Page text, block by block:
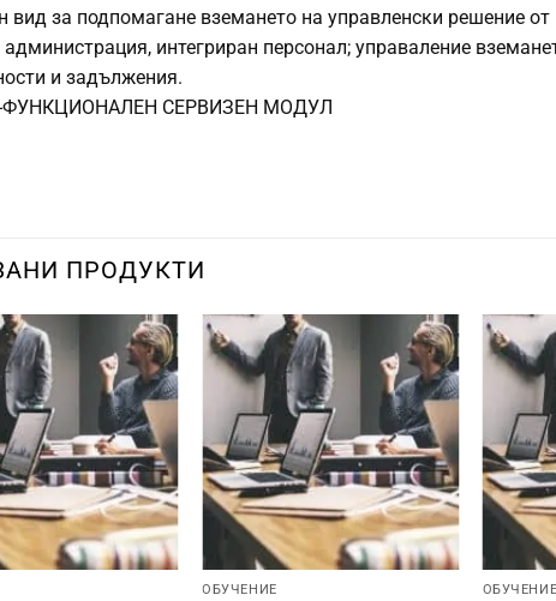
вид за подпомагане вземането на управленски решение
интегриран персонал; управаление
и задължения.
ФУНКЦИОНАЛЕН СЕРВИЗЕН МОДУЛ
ПРОДУКТИ
ОБУЧЕНИЕ ОБУЧЕНИЕ